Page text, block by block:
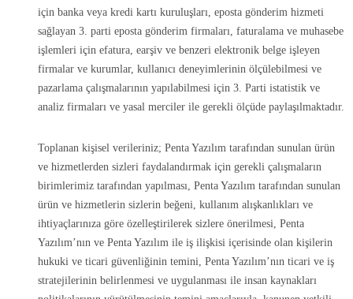
için banka veya kredi kartı kuruluşları, eposta gönderim hizmeti
sağlayan 3. parti eposta gönderim firmaları, faturalama ve muhasebe
işlemleri için efatura, earşiv ve benzeri elektronik belge işleyen
firmalar ve kurumlar, kullanıcı deneyimlerinin ölçülebilmesi ve
pazarlama çalışmalarının yapılabilmesi için 3. Parti istatistik ve
analiz firmaları ve yasal merciler ile gerekli ölçüde paylaşılmaktadır.
Toplanan kişisel verileriniz; Penta Yazılım tarafından sunulan ürün
ve hizmetlerden sizleri faydalandırmak için gerekli çalışmaların
birimlerimiz tarafından yapılması, Penta Yazılım tarafından sunulan
ürün ve hizmetlerin sizlerin beğeni, kullanım alışkanlıkları ve
ihtiyaçlarınıza göre özelleştirilerek sizlere önerilmesi, Penta
Yazılım’nın ve Penta Yazılım ile iş ilişkisi içerisinde olan kişilerin
hukuki ve ticari güvenliğinin temini, Penta Yazılım’nın ticari ve iş
stratejilerinin belirlenmesi ve uygulanması ile insan kaynakları